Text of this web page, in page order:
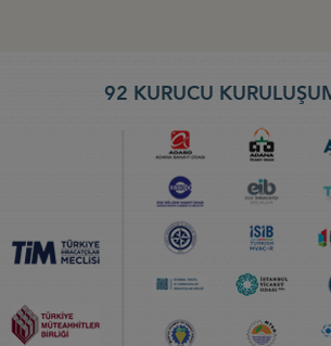
92 KURUCU